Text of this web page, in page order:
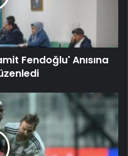
Fendoğlu' Anısına